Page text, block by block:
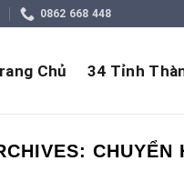
0862 668 448
Chủ 34 Tỉnh
CHUYỂN